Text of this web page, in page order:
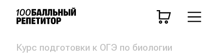
Курс подготовки к ОГЭ по биологии